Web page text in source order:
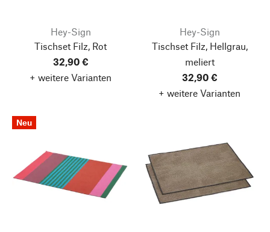
Hey-Sign
Tischset Filz, Rot
32,90 €
+ weitere Varianten
Hey-Sign
Tischset Filz, Hellgrau,
meliert
32,90 €
+ weitere Varianten
Neu